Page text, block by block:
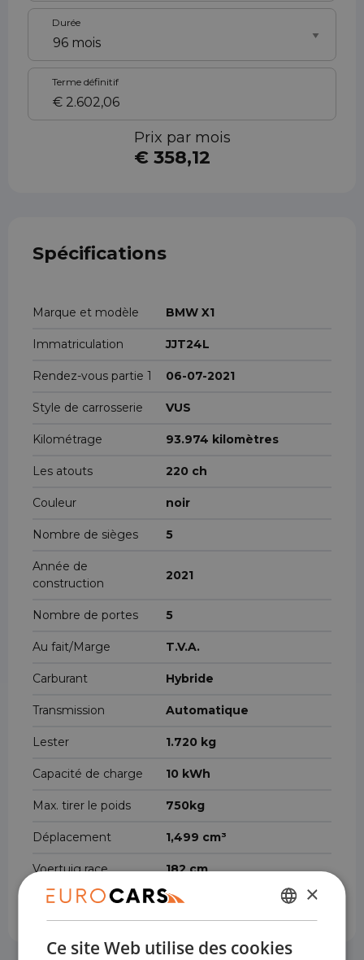
Durée
Terme définitif
Prix ​​par mois
€ 358,12
Spécifications
Marque et modèle BMW X1
Immatriculation JJT24L
Rendez-vous partie 1 06-07-2021
Style de carrosserie VUS
Kilométrage 93.974 kilomètres
Les atouts 220 ch
Couleur noir
Nombre de sièges 5
Année de
construction
2021
Nombre de portes 5
Au fait/Marge T.V.A.
Carburant Hybride
Transmission Automatique
Lester 1.720 kg
Capacité de charge 10 kWh
Max. tirer le poids 750kg
Déplacement 1,499 cm³
Voertuig race 182 cm
Longueur totale 445 cm
NÉERLANDAIS
ENGLISH
×
Ce site Web utilise des cookies